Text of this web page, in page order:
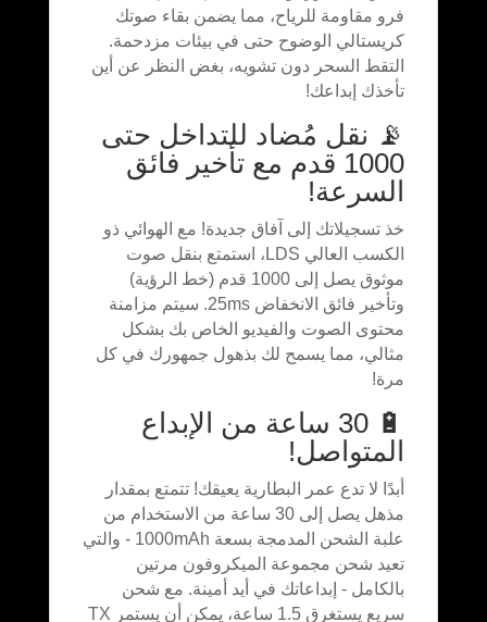
فرو مقاومة للرياح، مما يضمن بقاء صوتك
كريستالي الوضوح حتى في بيئات مزدحمة.
التقط السحر دون تشويه، بغض النظر عن أين
تأخذك إبداعك!
📡 نقل مُضاد للتداخل حتى
1000 قدم مع تأخير فائق
السرعة!
خذ تسجيلاتك إلى آفاق جديدة! مع الهوائي ذو
الكسب العالي LDS، استمتع بنقل صوت
موثوق يصل إلى 1000 قدم (خط الرؤية)
وتأخير فائق الانخفاض 25ms. سيتم مزامنة
محتوى الصوت والفيديو الخاص بك بشكل
مثالي، مما يسمح لك بذهول جمهورك في كل
مرة!
🔋 30 ساعة من الإبداع
المتواصل!
أبدًا لا تدع عمر البطارية يعيقك! تتمتع بمقدار
مذهل يصل إلى 30 ساعة من الاستخدام من
علبة الشحن المدمجة بسعة 1000mAh - والتي
تعيد شحن مجموعة الميكروفون مرتين
بالكامل - إبداعاتك في أيد أمينة. مع شحن
سريع يستغرق 1.5 ساعة، يمكن أن يستمر TX